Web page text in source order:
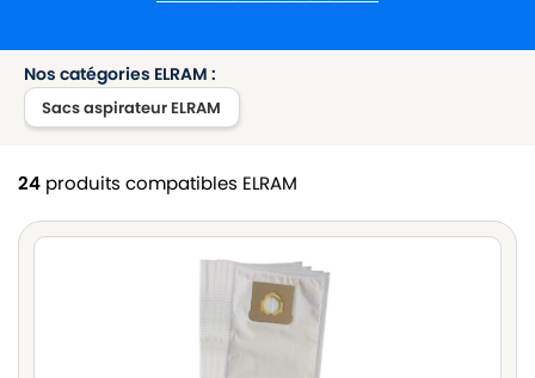
Nos catégories ELRAM :
Sacs aspirateur ELRAM
24 produits compatibles ELRAM